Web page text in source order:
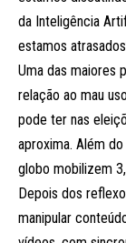
da Inteligência
estamos
Uma das maiores
relação ao mau
pode ter nas
aproxima. Além
globo mobilizem
Depois dos
manipular